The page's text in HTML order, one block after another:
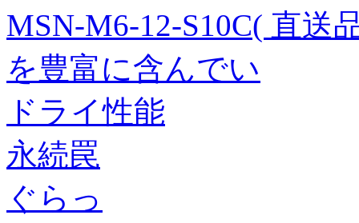
MSN-M6-12-S10C( 直送
を豊富に含んでい
ドライ性能
永続罠
ぐらっ